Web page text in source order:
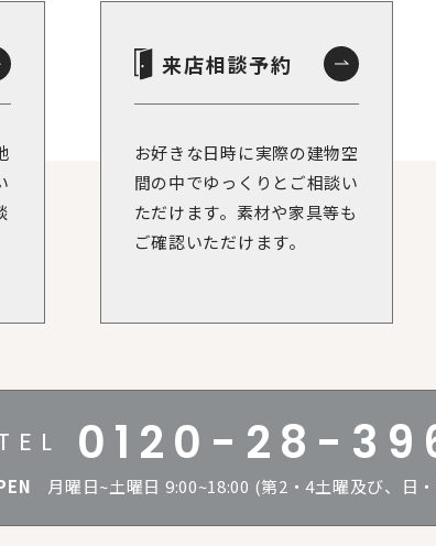
来店相談予約
お好きな日時に実際の建物空
間の中でゆっくりとご相談い
ただけます。素材や家具等も
ご確認いただけます。
0120-28-
月曜日~土曜日 9:00~18:00 (第2・4土曜及び、日